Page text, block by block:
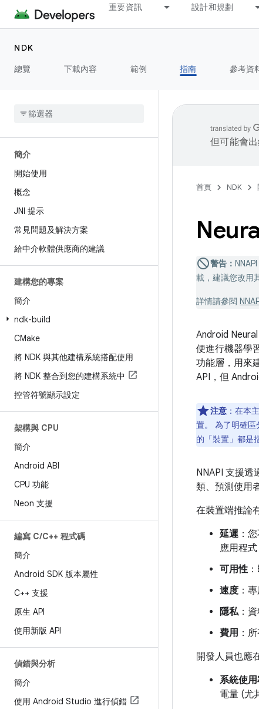
重要資訊 設計和規劃
NDK
總覽
下載內容 範例 指南 參考資
簡介
開始使用
概念
JNI 提示
常見問題及解決方案
給中介軟體供應商的建議
建構您的專案
簡介
ndk-build
CMake
將 NDK 與其他建構系統搭配使用
將 NDK 整合到您的建構系統中
控管符號顯示設定
架構與 CPU
簡介
Android ABI
CPU 功能
Neon 支援
編寫 C/C++ 程式碼
簡介
Android SDK 版本屬性
C++ 支援
原生 API
使用新版 API
偵錯與分析
簡介
使用 Android Studio 進行偵錯
但可能會出
首頁 NDK
警告：
載，建議您改用
詳情請參閱
Android
便進行機器學
功能層，用來
API，但
注意 ：在本
置。 為了明確
的「裝置」都是
NNAPI 支援
類、預測使用
在裝置端推論
延遲 ：
應用程式
可用性：
速度 ：
隱私：資
費用 ：
開發人員也應
系統使
電量 (尤